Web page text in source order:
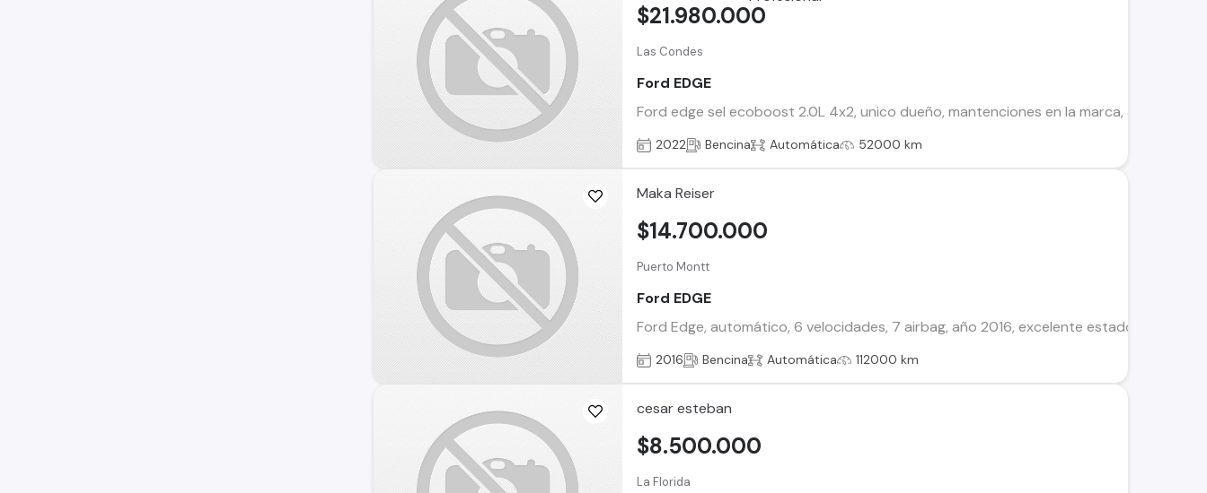
Las Condes
Ford EDGE
Ford edge sel ecoboost 2.0L 4x2, unico dueño, mantenciones en la marca,
$21.980.000
2022 Bencina Automática 52000 km
Maka Reiser
Puerto Montt
Ford EDGE
Ford Edge, automático, 6 velocidades, 7 airbag, año 2016, excelente estado, venta
$14.700.000
2016 Bencina Automática 112000 km
cesar esteban
La Florida
$8.500.000